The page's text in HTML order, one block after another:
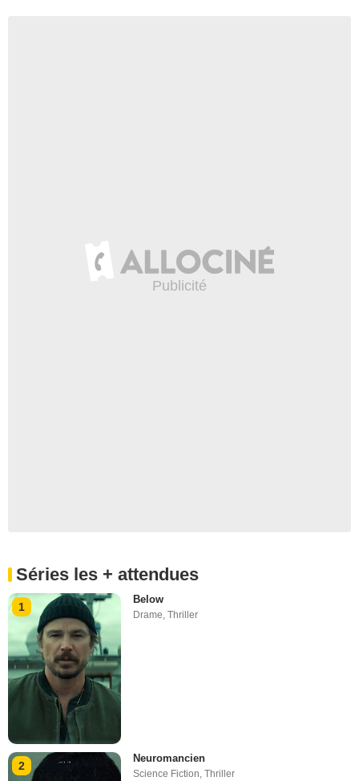
Séries les + attendues
1
Below
Drame,Thriller
2
Neuromancien
Science Fiction,Thriller